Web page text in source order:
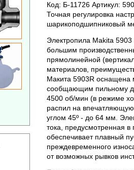
Код: Б-11726 Артикул:
Точная регулировка
шарикоподшипниковый
Электропила Makita
большим
прямолинейной
материалов,
Макита 5903R
сообщающим пильному
4500 об/мин (в режиме
распил на
углом 45º - до 64 мм.
тока, предусмотренная
обеспечивает плавный
преждевременного
от возможных рывков